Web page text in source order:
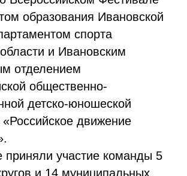
образования Ивановской
спорта
и Ивановским
отделением
общественно-
детско-юношеской
«Российское движение
приняли участие команды 5
и 14 муниципальных